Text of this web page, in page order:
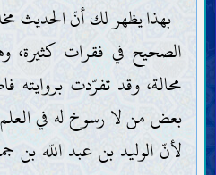
بهذا يظهر لك أنّ الحديث
الصحيح في فقرات
محالة، وقد تفرّدت بروايته
بعض من لا رسوخ له في
لأنّ الوليد بن عبد اللّه بن